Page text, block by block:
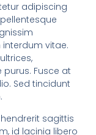
adipiscing
vitae.
Fusce at
Sed tincidunt
sagittis
id lacinia libero